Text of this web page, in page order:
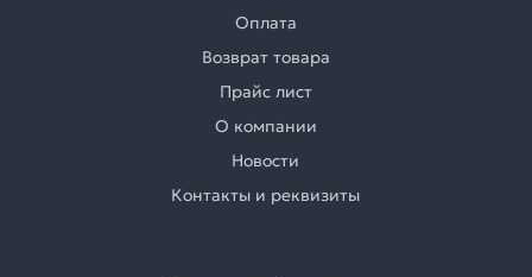
Оплата
Возврат товара
Прайс лист
О компании
Новости
Контакты и реквизиты